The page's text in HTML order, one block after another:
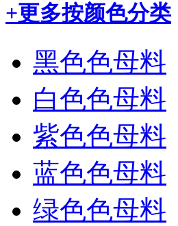
+更多按颜色分类
黑色色母料
白色色母料
紫色色母料
蓝色色母料
绿色色母料